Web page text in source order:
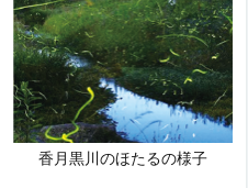
香月黒川のほたるの様子